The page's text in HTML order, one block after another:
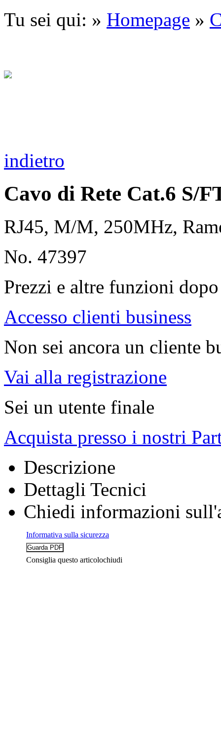
Tu sei qui: » Homepage »
indietro
Cavo di Rete Cat.6 S/
RJ45, M/M, 250MHz,
No. 47397
Prezzi e altre funzioni
Accesso clienti business
Non sei ancora un cliente
Vai alla registrazione
Sei un utente finale
Acquista presso i nostri
Descrizione
Dettagli Tecnici
Chiedi informazioni
Informativa sulla sicurezza
Consiglia questo articolochiudi